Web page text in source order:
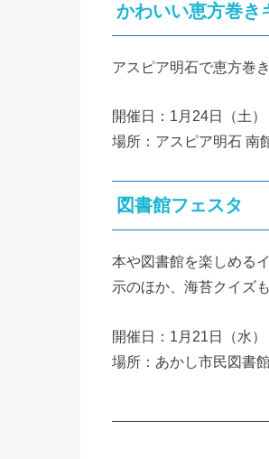
かわいい恵方巻き
アスピア明石で恵方巻
開催日：1月24日（土）
場所：アスピア明石 南
図書館フェスタ
本や図書館を楽しめる
示のほか、海苔クイズも
開催日：1月21日（水）
場所：あかし市民図書